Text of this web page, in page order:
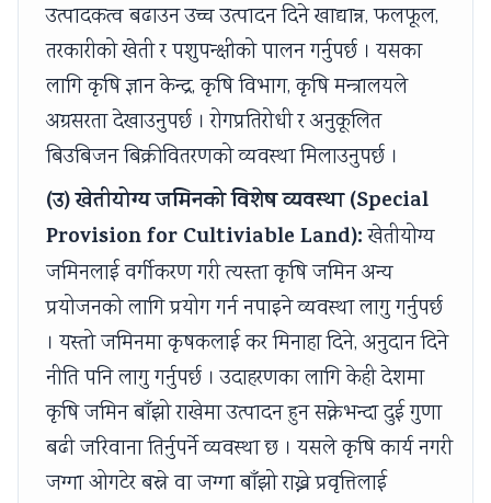
उत्पादकत्व बढाउन उच्च उत्पादन दिने खाद्यान्न, फलफूल,
तरकारीको खेती र पशुपन्क्षीको पालन गर्नुपर्छ । यसका
लागि कृषि ज्ञान केन्द्र, कृषि विभाग, कृषि मन्त्रालयले
अग्रसरता देखाउनुपर्छ । रोगप्रतिरोधी र अनुकूलित
बिउबिजन बिक्रीवितरणको व्यवस्था मिलाउनुपर्छ ।
(उ) खेतीयोग्य जमिनको विशेष व्यवस्था (Special
Provision for Cultiviable Land):खेतीयोग्य
जमिनलाई वर्गीकरण गरी त्यस्ता कृषि जमिन अन्य
प्रयोजनको लागि प्रयोग गर्न नपाइने व्यवस्था लागु गर्नुपर्छ
। यस्तो जमिनमा कृषकलाई कर मिनाहा दिने, अनुदान दिने
नीति पनि लागु गर्नुपर्छ । उदाहरणका लागि केही देशमा
कृषि जमिन बाँझो राखेमा उत्पादन हुन सक्नेभन्दा दुई गुणा
बढी जरिवाना तिर्नुपर्ने व्यवस्था छ । यसले कृषि कार्य नगरी
जग्गा ओगटेर बस्ने वा जग्गा बाँझो राख्ने प्रवृत्तिलाई